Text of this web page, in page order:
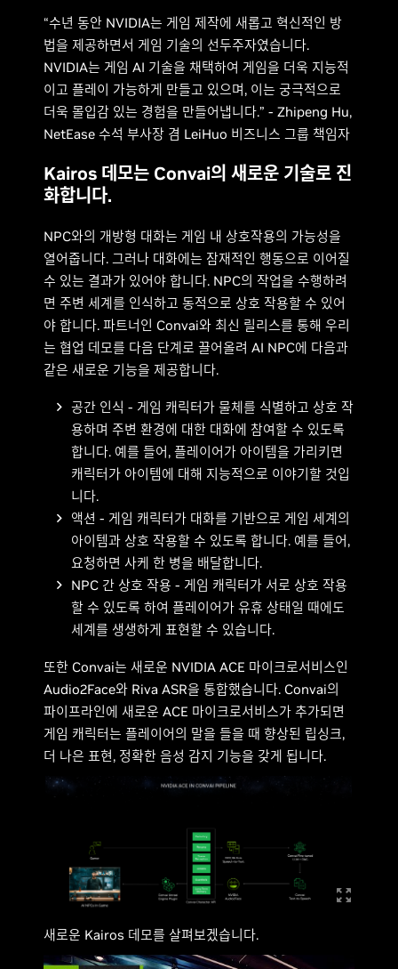
“수년 동안 NVIDIA는 게임 제작에 새롭고 혁신적인 방
법을 제공하면서 게임 기술의 선두주자였습니다.
NVIDIA는 게임 AI 기술을 채택하여 게임을 더욱 지능적
이고 플레이 가능하게 만들고 있으며, 이는 궁극적으로
더욱 몰입감 있는 경험을 만들어냅니다.” - Zhipeng Hu,
NetEase 수석 부사장 겸 LeiHuo 비즈니스 그룹 책임자
Kairos 데모는 Convai의 새로운 기술로 진
화합니다.
NPC와의 개방형 대화는 게임 내 상호작용의 가능성을
열어줍니다. 그러나 대화에는 잠재적인 행동으로 이어질
수 있는 결과가 있어야 합니다. NPC의 작업을 수행하려
면 주변 세계를 인식하고 동적으로 상호 작용할 수 있어
야 합니다. 파트너인 Convai와 최신 릴리스를 통해 우리
는 협업 데모를 다음 단계로 끌어올려 AI NPC에 다음과
같은 새로운 기능을 제공합니다.
공간 인식 - 게임 캐릭터가 물체를 식별하고 상호 작
용하며 주변 환경에 대한 대화에 참여할 수 있도록
합니다. 예를 들어, 플레이어가 아이템을 가리키면
캐릭터가 아이템에 대해 지능적으로 이야기할 것입
니다.
액션 - 게임 캐릭터가 대화를 기반으로 게임 세계의
아이템과 상호 작용할 수 있도록 합니다. 예를 들어,
요청하면 사케 한 병을 배달합니다.
NPC 간 상호 작용 - 게임 캐릭터가 서로 상호 작용
할 수 있도록 하여 플레이어가 유휴 상태일 때에도
세계를 생생하게 표현할 수 있습니다.
또한 Convai는 새로운 NVIDIA ACE 마이크로서비스인
Audio2Face와 Riva ASR을 통합했습니다. Convai의
파이프라인에 새로운 ACE 마이크로서비스가 추가되면
게임 캐릭터는 플레이어의 말을 들을 때 향상된 립싱크,
더 나은 표현, 정확한 음성 감지 기능을 갖게 됩니다.
새로운 Kairos 데모를 살펴보겠습니다.